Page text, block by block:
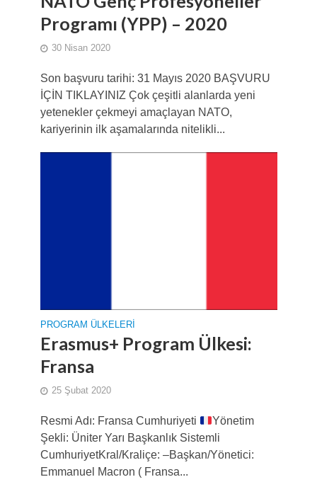
Programı (YPP) – 2020
30 Nisan 2020
Son başvuru tarihi: 31 Mayıs 2020 BAŞVURU
İÇİN TIKLAYINIZ Çok çeşitli alanlarda yeni
yetenekler çekmeyi amaçlayan NATO,
kariyerinin ilk aşamalarında nitelikli...
PROGRAM ÜLKELERI
Erasmus+ Program Ülkesi:
Fransa
25 Şubat 2020
Resmi Adı: Fransa Cumhuriyeti
Yönetim
Şekli: Üniter Yarı Başkanlık Sistemli
CumhuriyetKral/Kraliçe: –Başkan/Yönetici:
Emmanuel Macron ( Fransa...